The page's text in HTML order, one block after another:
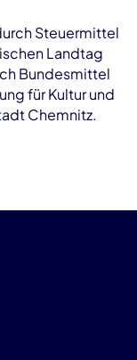
Steuermittel
Landtag
Bundesmittel
für Kultur und
Chemnitz.